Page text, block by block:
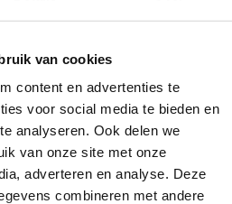
content en advertenties te
analyseren. Ook delen we
van onze site met onze
adverteren en analyse. Deze
combineren met andere
verstrekt of die ze hebben
gebruik van hun services.
Tower Living